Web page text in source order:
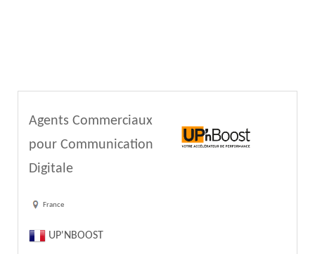
Agents Commerciaux
pour Communication
Digitale
France
UP'NBOOST